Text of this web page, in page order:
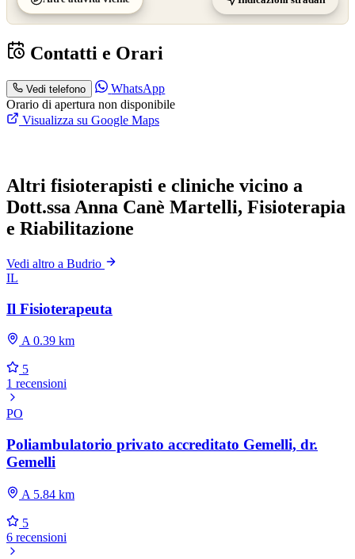
Contatti e Orari
Vedi telefono
WhatsApp
Orario di apertura non disponibile
Visualizza su Google Maps
Altri fisioterapisti e cliniche vicino a
Dott.ssa Anna Canè Martelli, Fisioterapia
e Riabilitazione
Vedi altro a Budrio
IL
Il Fisioterapeuta
A 0.39 km
5
1 recensioni
PO
Poliambulatorio privato accreditato Gemelli, dr.
Gemelli
A 5.84 km
5
6 recensioni